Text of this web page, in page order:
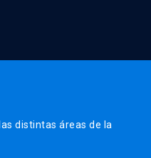
distintas áreas de la